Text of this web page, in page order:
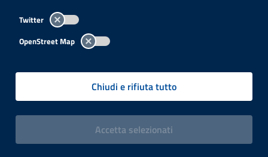
Twitter
OpenStreet Map
Chiudi e rifiuta tutto
Accettai cookies
selezionati
Per l'utilizzo del logo e dei dati fare riferimento al regolamento
consultabile aquesta pagina
P.IVA: 13015060158 | CUU-PA: UFCPQZ